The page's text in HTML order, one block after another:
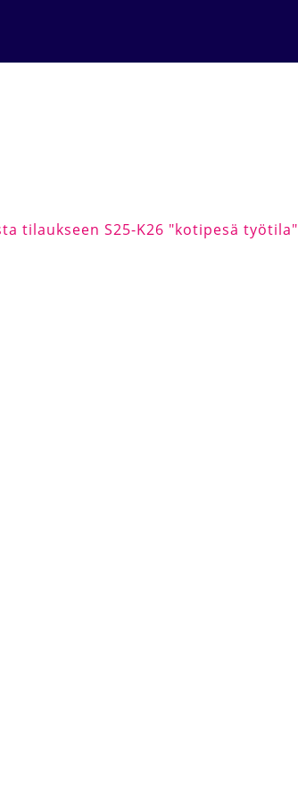
tilaukseen S25-K26 "kotipesä työtila"